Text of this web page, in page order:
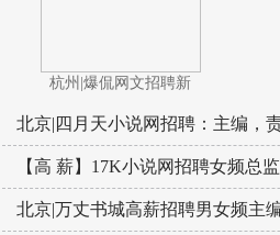
杭州|爆侃网文招聘新
北京|四月天小说网招聘：主编，
【高 薪】17K小说网招聘女频总
北京|万丈书城高薪招聘男女频主